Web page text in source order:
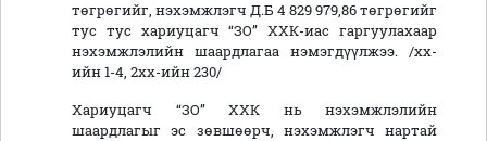
төгрөгийг, нэхэмжлэгч Д.Б 4 829 979,86 төгрөгийг
тус тус хариуцагч “ЗО” ХХК-иас гаргуулахаар
нэхэмжлэлийн шаардлагаа нэмэгдүүлжээ. /хх-
ийн 1-4, 2хх-ийн 230/
Хариуцагч “ЗО” ХХК нь нэхэмжлэлийн
шаардлагыг эс зөвшөөрч, нэхэмжлэгч нартай